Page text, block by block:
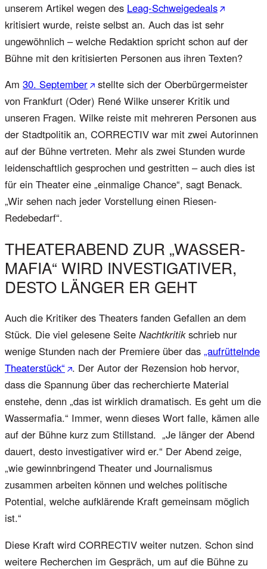
unserem Artikel wegen des Leag-Schweigedeals
kritisiert wurde, reiste selbst an. Auch das ist sehr
ungewöhnlich – welche Redaktion spricht schon auf der
Bühne mit den kritisierten Personen aus ihren Texten?
Am 30. September
stellte sich der Oberbürgermeister
von Frankfurt (Oder) René Wilke unserer Kritik und
unseren Fragen. Wilke reiste mit mehreren Personen aus
der Stadtpolitik an, CORRECTIV war mit zwei Autorinnen
auf der Bühne vertreten. Mehr als zwei Stunden wurde
leidenschaftlich gesprochen und gestritten – auch dies ist
für ein Theater eine „einmalige Chance“, sagt Benack.
„Wir sehen nach jeder Vorstellung einen Riesen-
Redebedarf“.
THEATERABEND ZUR „WASSER-
MAFIA“ WIRD INVESTIGATIVER,
DESTO LÄNGER ER GEHT
Auch die Kritiker des Theaters fanden Gefallen an dem
Stück. Die viel gelesene Seite Nachtkritikschrieb nur
wenige Stunden nach der Premiere über das „aufrüttelnde
Theaterstück“ . Der Autor der Rezension hob hervor,
dass die Spannung über das recherchierte Material
enstehe, denn „das ist wirklich dramatisch. Es geht um die
Wassermafia.“ Immer, wenn dieses Wort falle, kämen alle
auf der Bühne kurz zum Stillstand. „Je länger der Abend
dauert, desto investigativer wird er.“ Der Abend zeige,
„wie gewinnbringend Theater und Journalismus
zusammen arbeiten können und welches politische
Potential, welche aufklärende Kraft gemeinsam möglich
ist.“
Diese Kraft wird CORRECTIV weiter nutzen. Schon sind
weitere Recherchen im Gespräch, um auf die Bühne zu